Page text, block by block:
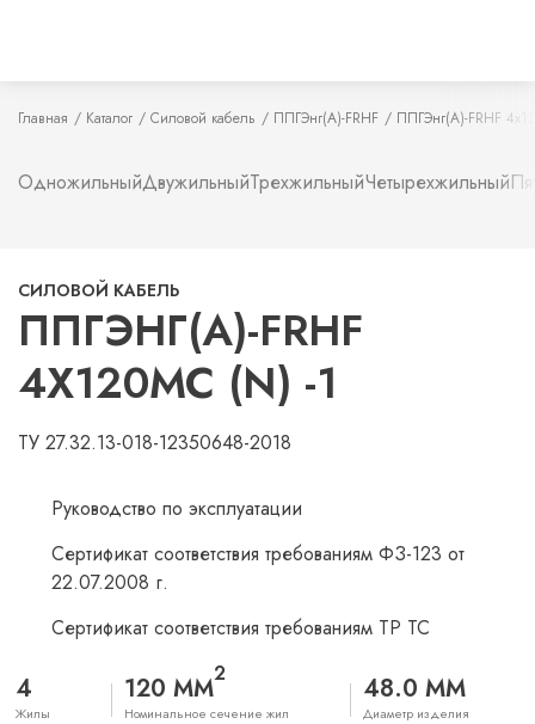
Главная Каталог Силовой кабель ППГЭнг(А)-FRHF ППГЭнг(А)-FRHF
ОдножильныйДвужильныйТрехжильныйЧетырехжильный
СИЛОВОЙ КАБЕЛЬ
ППГЭНГ(А)-FRHF
4Х120МС (N) -1
ТУ 27.32.13-018-12350648-2018
Руководство по эксплуатации
Сертификат соответствия требованиям ФЗ-123 от
22.07.2008 г.
Сертификат соответствия требованиям ТР ТС
4
Жилы
120 ММ2
Номинальное сечение жил
48.0 ММ
Диаметр изделия